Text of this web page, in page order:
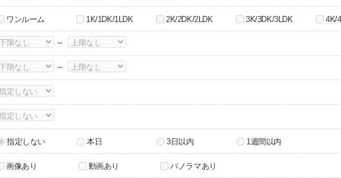
ワンルーム 1K/1DK/1LDK 2K/2DK/2LDK 3K/3DK/3LDK 4K/
～
～
指定しない 本日 3日以内 1週間以内
画像あり 動画あり パノラマあり